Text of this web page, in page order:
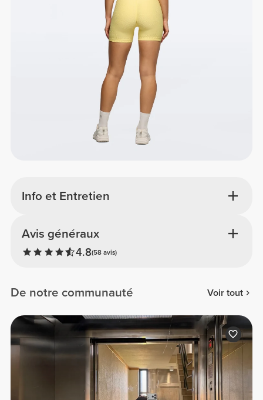
Info et Entretien
Avis généraux
4.8(58 avis)
De notre communauté Voir tout